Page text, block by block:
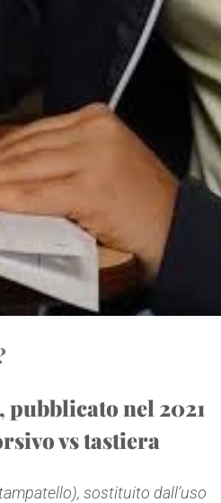
nel 2021
vs tastiera
sostituito dall’uso